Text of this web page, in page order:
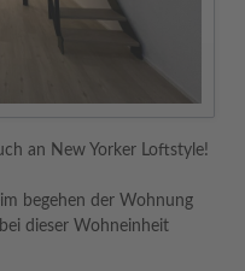
an New Yorker Loftstyle!
begehen der Wohnung
dieser Wohneinheit